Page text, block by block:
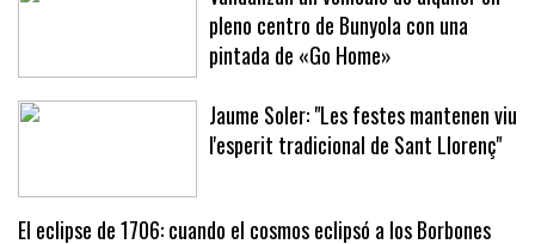
Vandalizan un vehículo de alquiler en
pleno centro de Bunyola con una
pintada de «Go Home»
Jaume Soler: "Les festes mantenen viu